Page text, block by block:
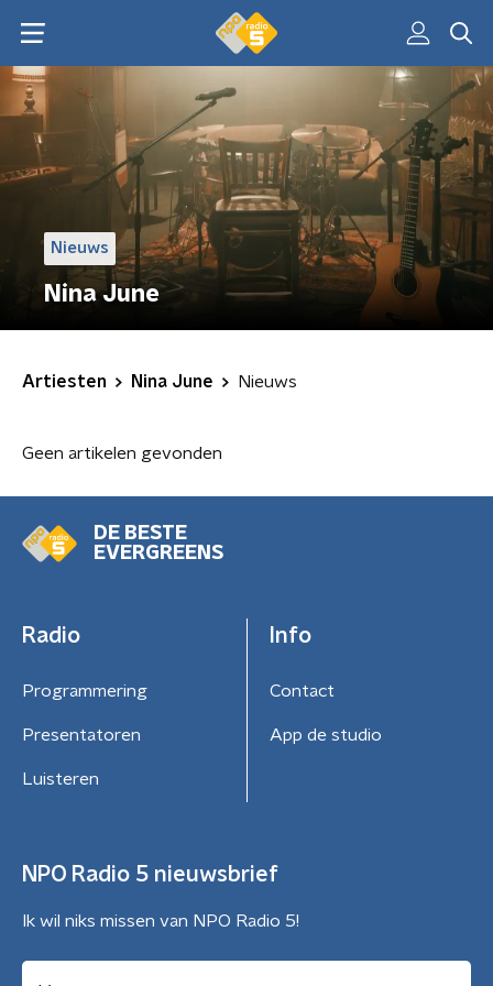
Nieuws
Nina June
Artiesten Nina June Nieuws
Geen artikelen gevonden
DE BESTE
EVERGREENS
Radio
Programmering
Presentatoren
Luisteren
Info
Contact
App de studio
NPO Radio 5 nieuwsbrief
Ik wil niks missen van NPO Radio 5!